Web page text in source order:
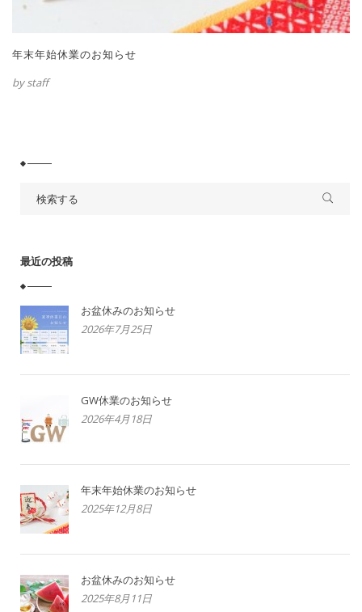
年末年始休業のお知らせ
by staff
最近の投稿
お盆休みのお知らせ
2026年7月25日
GW休業のお知らせ
2026年4月18日
年末年始休業のお知らせ
2025年12月8日
お盆休みのお知らせ
2025年8月11日